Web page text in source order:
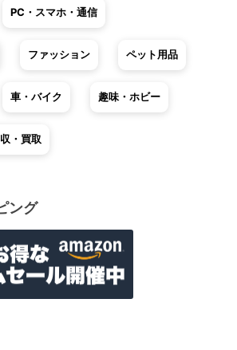
PC・スマホ・通信
ファッション ペット用品
車・バイク 趣味・ホビー
・買取
ング